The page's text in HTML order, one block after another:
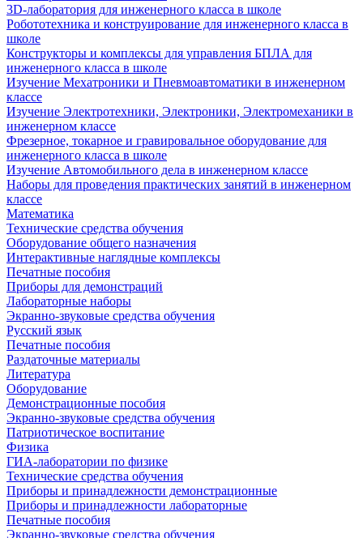
3D-лаборатория для инженерного класса в школе
Робототехника и конструирование для инженерного класса в
школе
Конструкторы и комплексы для управления БПЛА для
инженерного класса в школе
Изучение Мехатроники и Пневмоавтоматики в инженерном
классе
Изучение Электротехники, Электроники, Электромеханики в
инженерном классе
Фрезерное, токарное и гравировальное оборудование для
инженерного класса в школе
Изучение Автомобильного дела в инженерном классе
Наборы для проведения практических занятий в инженерном
классе
Математика
Технические средства обучения
Оборудование общего назначения
Интерактивные наглядные комплексы
Печатные пособия
Приборы для демонстраций
Лабораторные наборы
Экранно-звуковые средства обучения
Русский язык
Печатные пособия
Раздаточные материалы
Литература
Оборудование
Демонстрационные пособия
Экранно-звуковые средства обучения
Патриотическое воспитание
Физика
ГИА-лаборатории по физике
Технические средства обучения
Приборы и принадлежности демонстрационные
Приборы и принадлежности лабораторные
Печатные пособия
Экранно-звуковые средства обучения